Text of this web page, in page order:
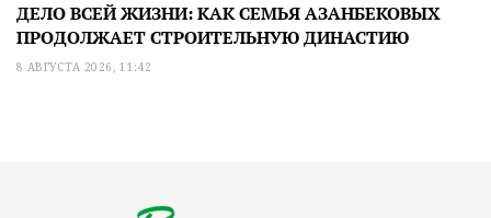
ДЕЛО ВСЕЙ ЖИЗНИ: КАК СЕМЬЯ АЗАНБЕКОВЫХ
ПРОДОЛЖАЕТ СТРОИТЕЛЬНУЮ ДИНАСТИЮ
8 АВГУСТА 2026, 11:42